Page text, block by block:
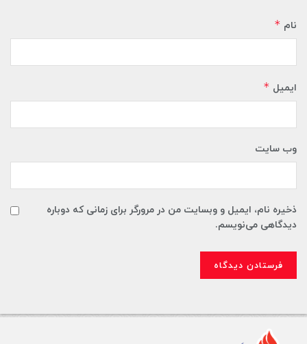
نام *
ایمیل *
وب‌ سایت
ذخیره نام، ایمیل و وبسایت من در مرورگر برای زمانی که دوباره
دیدگاهی می‌نویسم.